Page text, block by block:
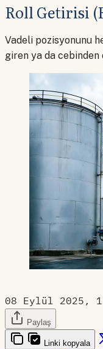
Roll Getirisi
Vadeli pozisyonunu
giren ya da
08 Eylül 2025,
Paylaş
Linki kopyala